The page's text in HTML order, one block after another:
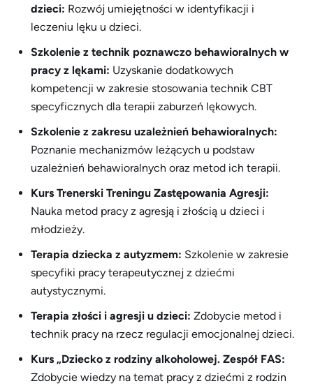
dzieci: Rozwój umiejętności w identyfikacji i
leczeniu lęku u dzieci.
Szkolenie z technik poznawczo behawioralnych w
pracy z lękami: Uzyskanie dodatkowych
kompetencji w zakresie stosowania technik CBT
specyficznych dla terapii zaburzeń lękowych.
Szkolenie z zakresu uzależnień behawioralnych:
Poznanie mechanizmów leżących u podstaw
uzależnień behawioralnych oraz metod ich terapii.
Kurs Trenerski Treningu Zastępowania Agresji:
Nauka metod pracy z agresją i złością u dzieci i
młodzieży.
Terapia dziecka z autyzmem: Szkolenie w zakresie
specyfiki pracy terapeutycznej z dziećmi
autystycznymi.
Terapia złości i agresji u dzieci: Zdobycie metod i
technik pracy na rzecz regulacji emocjonalnej dzieci.
Kurs „Dziecko z rodziny alkoholowej. Zespół FAS:
Zdobycie wiedzy na temat pracy z dziećmi z rodzin